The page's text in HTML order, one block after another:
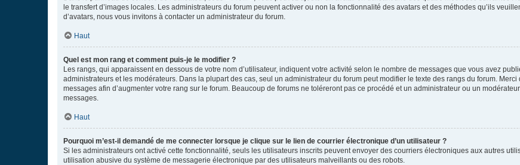
le transfert d’images locales. Les administrateurs du forum peuvent activer ou non la fonctionnalité des avatars et des méthodes qu’ils
d’avatars, nous vous invitons à contacter un administrateur du forum.
Haut
Quel est mon rang et comment puis-je le modifier ?
Les rangs, qui apparaissent en dessous de votre nom d’utilisateur, indiquent votre activité selon le nombre de messages que vous avez
administrateurs et les modérateurs. Dans la plupart des cas, seul un administrateur du forum peut modifier le texte des rangs du forum.
messages afin d’augmenter votre rang sur le forum. Beaucoup de forums ne toléreront pas ce procédé et un administrateur ou un
messages.
Haut
Pourquoi m’est-il demandé de me connecter lorsque je clique sur le lien de courrier électronique d’un utilisateur ?
Si les administrateurs ont activé cette fonctionnalité, seuls les utilisateurs inscrits peuvent envoyer des courriers électroniques aux autres
utilisation abusive du système de messagerie électronique par des utilisateurs malveillants ou des robots.